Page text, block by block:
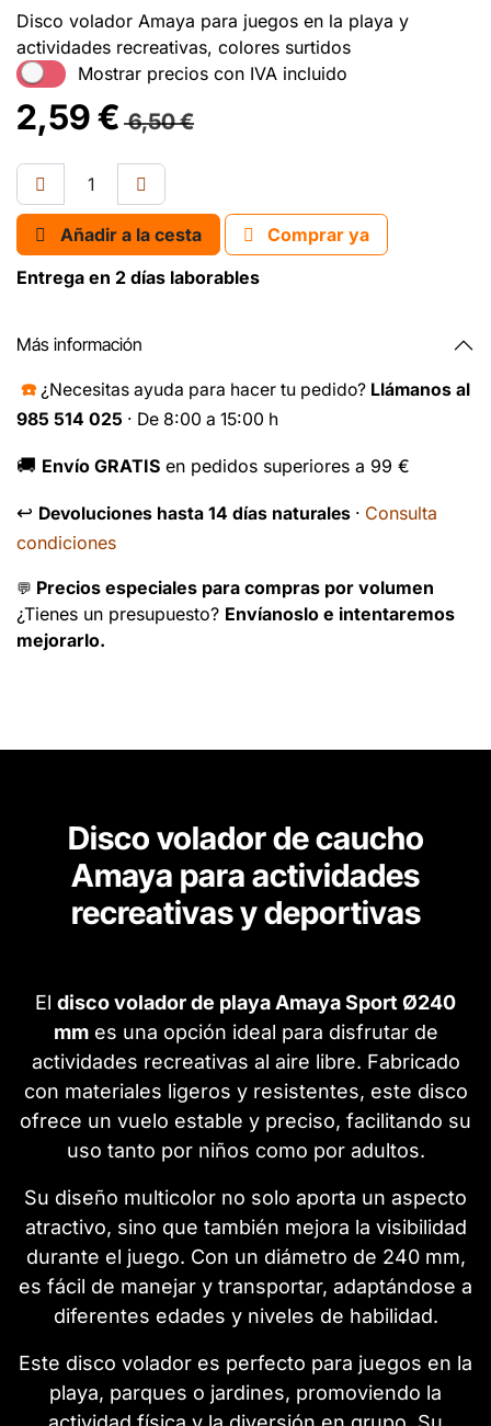
Disco volador Amaya para juegos en la playa y
actividades recreativas, colores surtidos
Mostrar precios con IVA incluido
2,59€ 6,50€
Añadir a la cesta
Comprar ya
Entrega en 2 días laborables
Más información
☎️ ¿Necesitas ayuda para hacer tu pedido? Llámanos al
985 514 025 · De 8:00 a 15:00 h
🚚 Envío GRATIS en pedidos superiores a 99 €
↩️ Devoluciones hasta 14 días naturales · Consulta
condiciones
💬 Precios especiales para compras por volumen
¿Tienes un presupuesto? Envíanoslo e intentaremos
mejorarlo.
Disco volador de caucho
Amaya para actividades
recreativas y deportivas
El disco volador de playa Amaya Sport Ø240
mmes una opción ideal para disfrutar de
actividades recreativas al aire libre. Fabricado
con materiales ligeros y resistentes, este disco
ofrece un vuelo estable y preciso, facilitando su
uso tanto por niños como por adultos.
Su diseño multicolor no solo aporta un aspecto
atractivo, sino que también mejora la visibilidad
durante el juego. Con un diámetro de 240 mm,
es fácil de manejar y transportar, adaptándose a
diferentes edades y niveles de habilidad.
Este disco volador es perfecto para juegos en la
playa, parques o jardines, promoviendo la